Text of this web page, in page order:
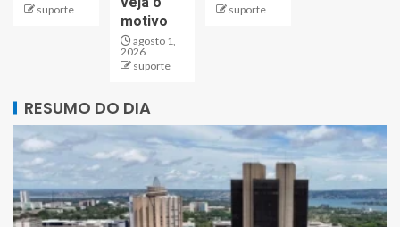
suporte
motivo
agosto 1,
2026
suporte
suporte
RESUMO DO DIA